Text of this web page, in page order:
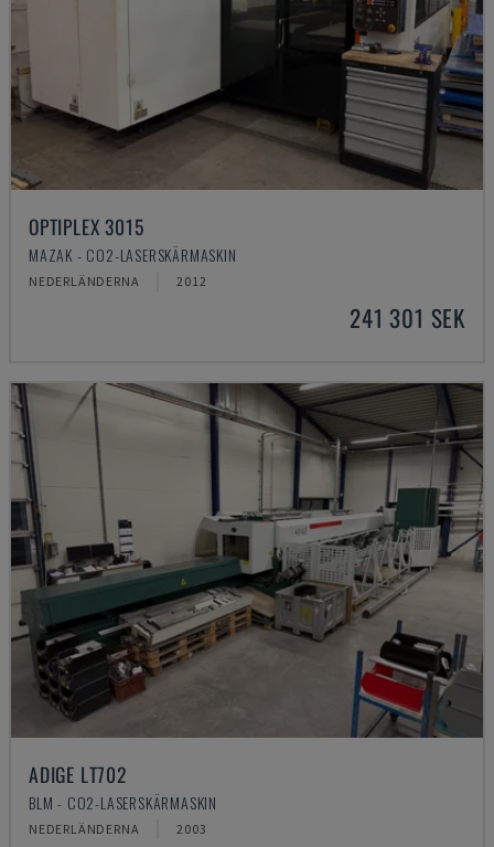
OPTIPLEX 3015
MAZAK - CO2-LASERSKÄRMASKIN
NEDERLÄNDERNA 2012
241 301 SEK
ADIGE LT702
BLM - CO2-LASERSKÄRMASKIN
NEDERLÄNDERNA 2003